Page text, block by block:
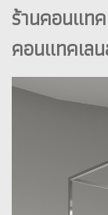
ร้านคอนแท
คอนแทคเล